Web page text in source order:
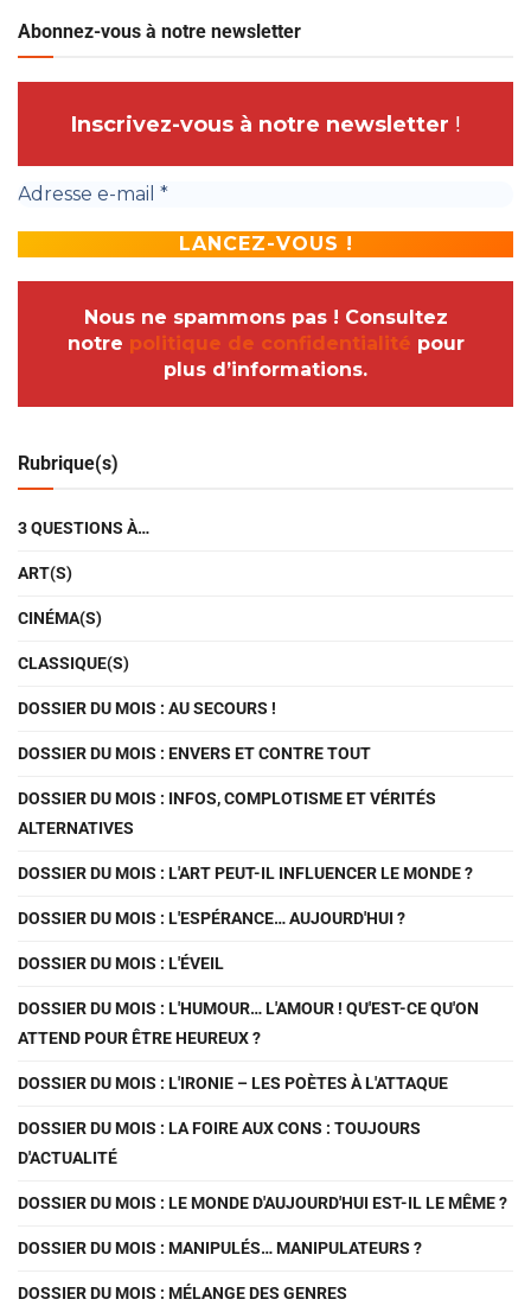
Abonnez-vous à notre newsletter
Inscrivez-vous à notre newsletter !
Nous ne spammons pas ! Consultez
notre politique de confidentialité pour
plus d’informations.
Rubrique(s)
3 QUESTIONS À…
ART(S)
CINÉMA(S)
CLASSIQUE(S)
DOSSIER DU MOIS : AU SECOURS !
DOSSIER DU MOIS : ENVERS ET CONTRE TOUT
DOSSIER DU MOIS : INFOS, COMPLOTISME ET VÉRITÉS
ALTERNATIVES
DOSSIER DU MOIS : L'ART PEUT-IL INFLUENCER LE MONDE ?
DOSSIER DU MOIS : L'ESPÉRANCE… AUJOURD'HUI ?
DOSSIER DU MOIS : L'ÉVEIL
DOSSIER DU MOIS : L'HUMOUR… L'AMOUR ! QU'EST-CE QU'ON
ATTEND POUR ÊTRE HEUREUX ?
DOSSIER DU MOIS : L'IRONIE – LES POÈTES À L'ATTAQUE
DOSSIER DU MOIS : LA FOIRE AUX CONS : TOUJOURS
D'ACTUALITÉ
DOSSIER DU MOIS : LE MONDE D'AUJOURD'HUI EST-IL LE MÊME ?
DOSSIER DU MOIS : MANIPULÉS… MANIPULATEURS ?
DOSSIER DU MOIS : MÉLANGE DES GENRES